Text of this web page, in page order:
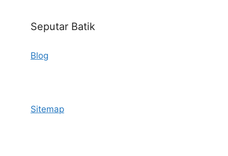
Seputar Batik
Blog
Sitemap